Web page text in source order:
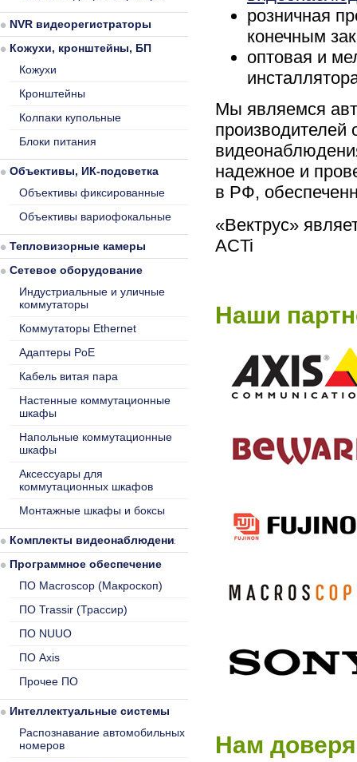
розничная
конечным
оптовая и
Мы являемся
надежное и
в РФ,
«Вектрус»
ACTi
Наши
Нам
NVR видеорегистраторы
Кожухи, кронштейны, БП
Кожухи
Кронштейны
Колпаки купольные
Блоки питания
Объективы, ИК-подсветка
Объективы фиксированные
Объективы вариофокальные
Тепловизорные камеры
Сетевое оборудование
Индустриальные и уличные
коммутаторы
Коммутаторы Ethernet
Адаптеры PoE
Кабель витая пара
Настенные коммутационные
шкафы
Напольные коммутационные
шкафы
Аксессуары для
коммутационных шкафов
Монтажные шкафы и боксы
Комплекты видеонаблюдения
Программное обеспечение
ПО Macroscop (Макроскоп)
ПО Trassir (Трассир)
ПО NUUO
ПО Axis
Прочее ПО
Интеллектуальные системы
Распознавание автомобильных
номеров